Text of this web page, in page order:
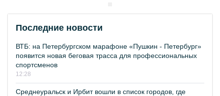
Последние новости
ВТБ: на Петербургском марафоне «Пушкин - Петербург»
появится новая беговая трасса для профессиональных
спортсменов
12:28
Среднеуральск и Ирбит вошли в список городов, где